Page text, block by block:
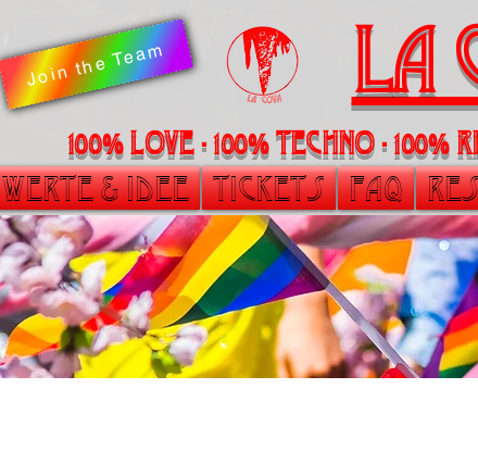
LA
100% LOVE - 100% Techno -
Join the Team
Werte & Idee Tickets FAQ